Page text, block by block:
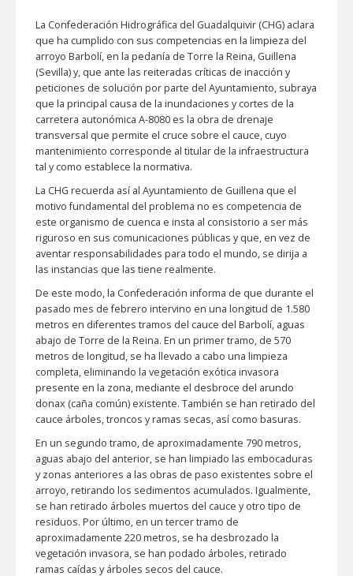
La Confederación Hidrográfica del Guadalquivir (CHG) aclara
que ha cumplido con sus competencias en la limpieza del
arroyo Barbolí, en la pedanía de Torre la Reina, Guillena
(Sevilla) y, que ante las reiteradas críticas de inacción y
peticiones de solución por parte del Ayuntamiento, subraya
que la principal causa de la inundaciones y cortes de la
carretera autonómica A-8080 es la obra de drenaje
transversal que permite el cruce sobre el cauce, cuyo
mantenimiento corresponde al titular de la infraestructura
tal y como establece la normativa.
La CHG recuerda así al Ayuntamiento de Guillena que el
motivo fundamental del problema no es competencia de
este organismo de cuenca e insta al consistorio a ser más
riguroso en sus comunicaciones públicas y que, en vez de
aventar responsabilidades para todo el mundo, se dirija a
las instancias que las tiene realmente.
De este modo, la Confederación informa de que durante el
pasado mes de febrero intervino en una longitud de 1.580
metros en diferentes tramos del cauce del Barbolí, aguas
abajo de Torre de la Reina. En un primer tramo, de 570
metros de longitud, se ha llevado a cabo una limpieza
completa, eliminando la vegetación exótica invasora
presente en la zona, mediante el desbroce del arundo
donax (caña común) existente. También se han retirado del
cauce árboles, troncos y ramas secas, así como basuras.
En un segundo tramo, de aproximadamente 790 metros,
aguas abajo del anterior, se han limpiado las embocaduras
y zonas anteriores a las obras de paso existentes sobre el
arroyo, retirando los sedimentos acumulados. Igualmente,
se han retirado árboles muertos del cauce y otro tipo de
residuos. Por último, en un tercer tramo de
aproximadamente 220 metros, se ha desbrozado la
vegetación invasora, se han podado árboles, retirado
ramas caídas y árboles secos del cauce.